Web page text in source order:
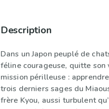
Description
Dans un Japon peuplé de
féline courageuse, quitte
mission périlleuse :
trois derniers sages du
frère Kyou, aussi turbulent